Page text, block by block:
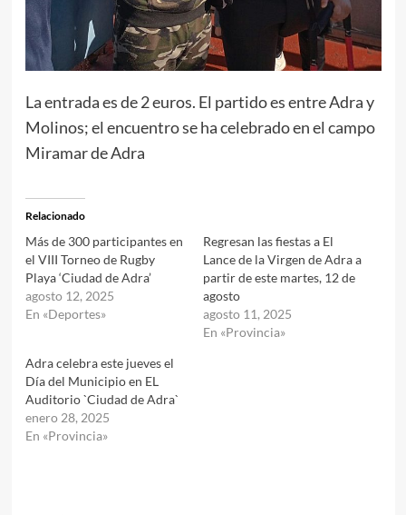
La entrada es de 2 euros. El partido es entre Adra y
Molinos; el encuentro se ha celebrado en el campo
Miramar de Adra
Relacionado
Más de 300 participantes en
el VIII Torneo de Rugby
Playa ‘Ciudad de Adra’
agosto 12, 2025
En «Deportes»
Regresan las fiestas a El
Lance de la Virgen de Adra a
partir de este martes, 12 de
agosto
agosto 11, 2025
En «Provincia»
Adra celebra este jueves el
Día del Municipio en EL
Auditorio `Ciudad de Adra`
enero 28, 2025
En «Provincia»